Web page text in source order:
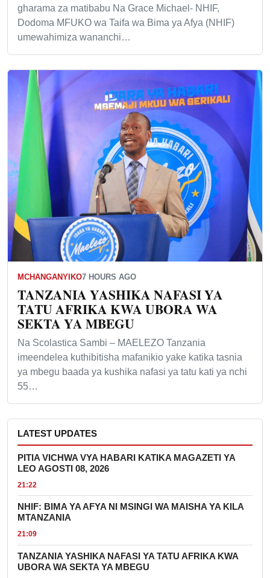
gharama za matibabu Na Grace Michael- NHIF,
Dodoma MFUKO wa Taifa wa Bima ya Afya (NHIF)
umewahimiza wananchi…
MCHANGANYIKO7 HOURS AGO
TANZANIA YASHIKA NAFASI YA
TATU AFRIKA KWA UBORA WA
SEKTA YA MBEGU
Na Scolastica Sambi – MAELEZO Tanzania
imeendelea kuthibitisha mafanikio yake katika tasnia
ya mbegu baada ya kushika nafasi ya tatu kati ya nchi
55…
LATEST UPDATES
PITIA VICHWA VYA HABARI KATIKA MAGAZETI YA
LEO AGOSTI 08, 2026
21:22
NHIF: BIMA YA AFYA NI MSINGI WA MAISHA YA KILA
MTANZANIA
21:09
TANZANIA YASHIKA NAFASI YA TATU AFRIKA KWA
UBORA WA SEKTA YA MBEGU